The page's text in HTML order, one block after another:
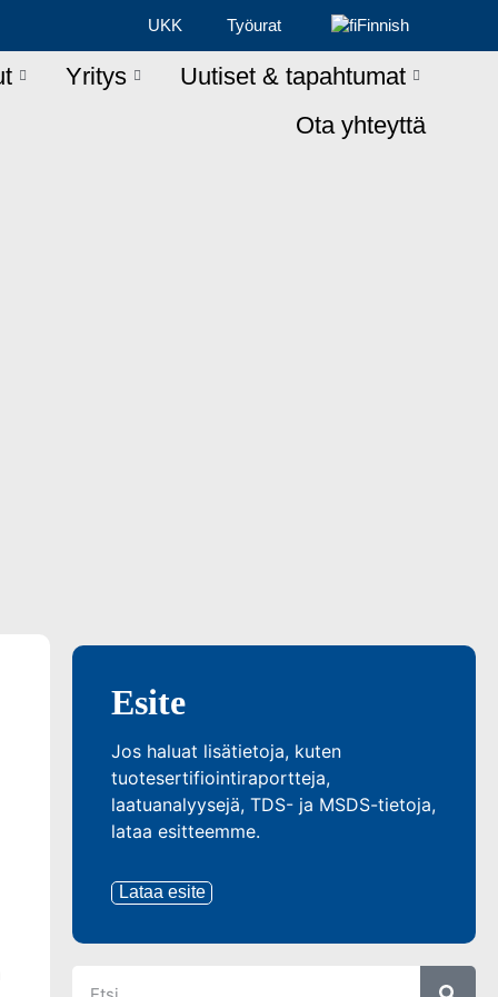
UKK Työurat Finnish
Yritys
Uutiset & tapahtumat
Ota yhteyttä
Esite
Jos haluat lisätietoja, kuten
tuotesertifiointiraportteja,
laatuanalyysejä, TDS- ja MSDS-tietoja,
lataa esitteemme.
Lataa esite